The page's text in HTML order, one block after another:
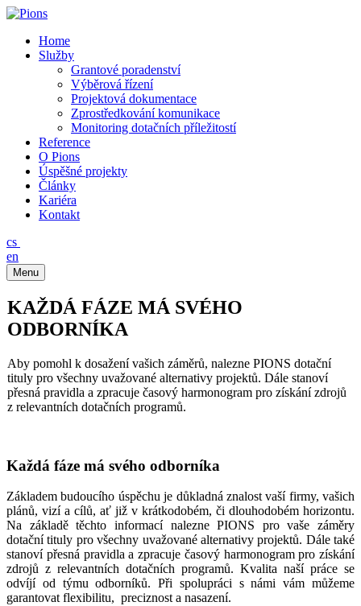
Home
Služby
Grantové poradenství
Výběrová řízení
Projektová dokumentace
Zprostředkování komunikace
Monitoring dotačních příležitostí
Reference
O Pions
Úspěšné projekty
Články
Kariéra
Kontakt
cs
en
Menu
KAŽDÁ FÁZE MÁ SVÉHO
ODBORNÍKA
Aby pomohl k dosažení vašich záměrů, nalezne PIONS dotační
tituly pro všechny uvažované alternativy projektů. Dále stanoví
přesná pravidla a zpracuje časový harmonogram pro získání zdrojů
z relevantních dotačních programů.
Každá fáze má svého odborníka
Základem budoucího úspěchu je důkladná znalost vaší firmy, vašich
plánů, vizí a cílů, ať již v krátkodobém, či dlouhodobém horizontu.
Na základě těchto informací nalezne PIONS pro vaše záměry
dotační tituly pro všechny uvažované alternativy projektů. Dále také
stanoví přesná pravidla a zpracuje časový harmonogram pro získání
zdrojů z relevantních dotačních programů. Kvalita naší práce se
odvíjí od týmu odborníků. Při spolupráci s námi vám můžeme
garantovat flexibilitu, preciznost a nasazení.